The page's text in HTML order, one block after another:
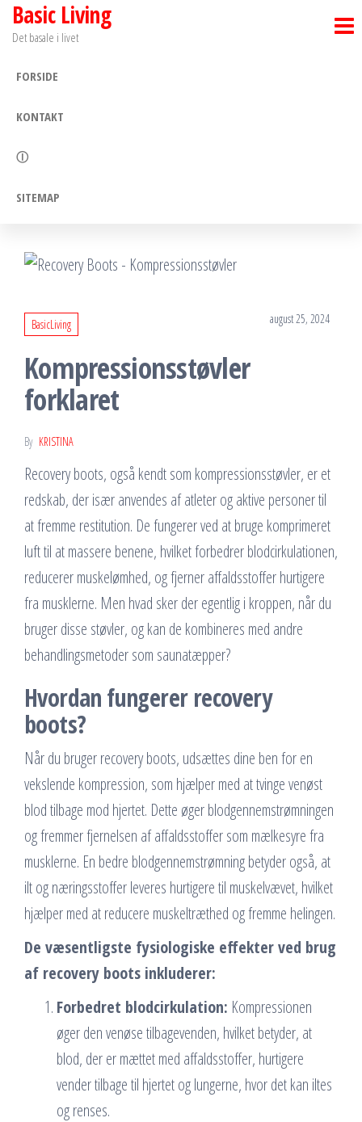
SkipBasic Living
Det basale i livet
FORSIDE
KONTAKT
Ⓘ
SITEMAP
BasicLiving august 25, 2024
Kompressionsstøvler
forklaret
By KRISTINA
Recovery boots, også kendt som kompressionsstøvler, er et
redskab, der især anvendes af atleter og aktive personer til
at fremme restitution. De fungerer ved at bruge komprimeret
luft til at massere benene, hvilket forbedrer blodcirkulationen,
reducerer muskelømhed, og fjerner affaldsstoffer hurtigere
fra musklerne. Men hvad sker der egentlig i kroppen, når du
bruger disse støvler, og kan de kombineres med andre
behandlingsmetoder som saunatæpper?
Hvordan fungerer recovery
boots?
Når du bruger recovery boots, udsættes dine ben for en
vekslende kompression, som hjælper med at tvinge venøst
blod tilbage mod hjertet. Dette øger blodgennemstrømningen
og fremmer fjernelsen af affaldsstoffer som mælkesyre fra
musklerne. En bedre blodgennemstrømning betyder også, at
ilt og næringsstoffer leveres hurtigere til muskelvævet, hvilket
hjælper med at reducere muskeltræthed og fremme helingen.
De væsentligste fysiologiske effekter ved brug
af recovery boots inkluderer:
Forbedret blodcirkulation: Kompressionen
øger den venøse tilbagevenden, hvilket betyder, at
blod, der er mættet med affaldsstoffer, hurtigere
vender tilbage til hjertet og lungerne, hvor det kan iltes
og renses.